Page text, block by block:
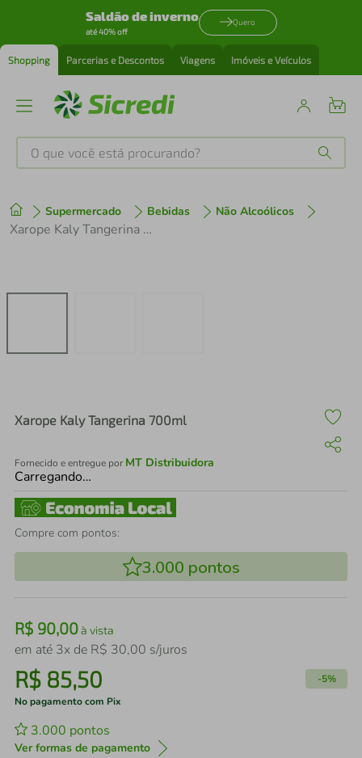
Saldão de inverno
até 40% off
Quero
Shopping Parcerias e Descontos Viagens Imóveis e Veículos
O que você está procurando?
Supermercado Bebidas Não Alcoólicos
Xarope Kaly Tangerina 700ml
Xarope Kaly Tangerina 700ml
Fornecido e entregue por MT Distribuidora
Carregando…
Compre com pontos:
3.000 pontos
R$ 90,00à vista
em até 3x de R$ 30,00 s/juros
R$ 85,50 -5%
No pagamento com Pix
3.000 pontos
Ver formas de pagamento
1º tenis